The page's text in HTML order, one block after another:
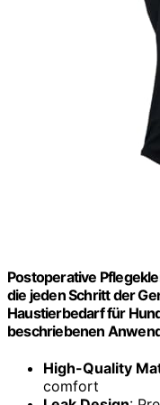
Postoperative
die jeden Schritt der
Haustierbedarf für
beschriebenen
High-Quality
comfort